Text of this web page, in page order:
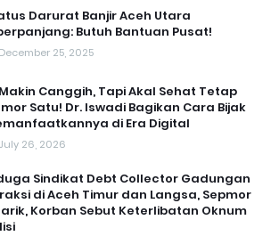
Darurat Banjir Aceh Utara
Butuh Bantuan Pusat!
December 25, 2025
Canggih, Tapi Akal Sehat Tetap
Satu! Dr. Iswadi Bagikan Cara Bijak
di Era Digital
July 26, 2026
Sindikat Debt Collector Gadungan
di Aceh Timur dan Langsa, Sepmor
Korban Sebut Keterlibatan Oknum